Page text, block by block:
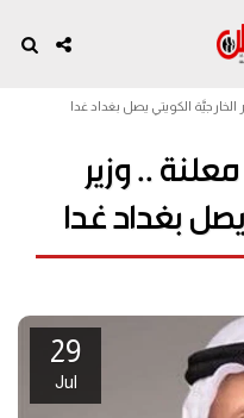
الكويتي يصل بغداد غدا
.. وزير
بغداد غدا
29
Jul